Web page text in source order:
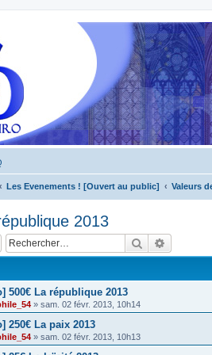
Les Evenements ! [Ouvert au public] Valeurs
2013
Rechercher
500€ La république 2013
» sam. 02 févr. 2013, 10h14
250€ La paix 2013
» sam. 02 févr. 2013, 10h13